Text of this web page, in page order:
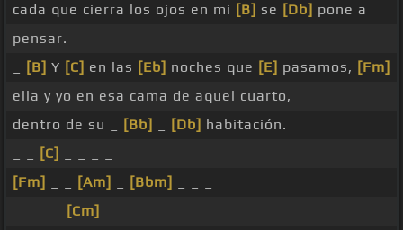
cada que cierra los ojos en mi [B] se [Db] pone a
pensar.
[B] Y [C] en las [Eb] noches que [E] pasamos, [Fm]
ella y yo en esa cama de aquel cuarto,
dentro de su _
[Bb] [Db] habitación.
[C]
[Fm]
[Am] [Bbm]
[Cm]